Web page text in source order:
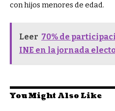
con hijos menores de edad.
Leer 70% de
INE en la jornada
You Might Also Like